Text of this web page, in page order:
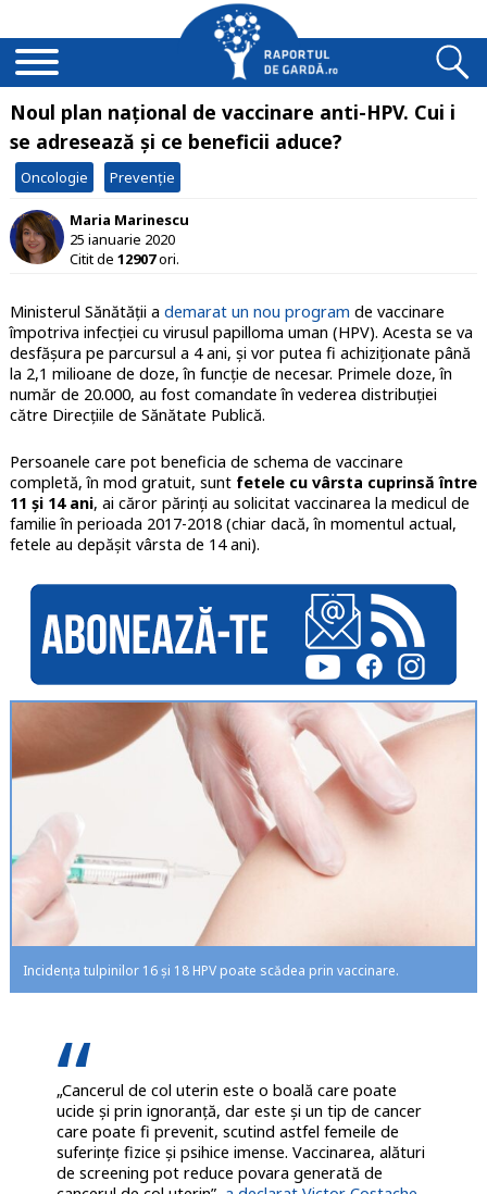
Noul plan național de vaccinare anti-HPV. Cui i
se adresează și ce beneficii aduce?
Oncologie Prevenție
Maria Marinescu
25 ianuarie 2020
Citit de 12907ori.
Ministerul Sănătății a demarat un nou program de vaccinare
împotriva infecției cu virusul papilloma uman (HPV). Acesta se va
desfășura pe parcursul a 4 ani, și vor putea fi achiziționate până
la 2,1 milioane de doze, în funcție de necesar. Primele doze, în
număr de 20.000, au fost comandate în vederea distribuției
către Direcțiile de Sănătate Publică.
Persoanele care pot beneficia de schema de vaccinare
completă, în mod gratuit, sunt fetele cu vârsta cuprinsă între
11 și 14 ani, ai căror părinți au solicitat vaccinarea la medicul de
familie în perioada 2017-2018 (chiar dacă, în momentul actual,
fetele au depășit vârsta de 14 ani).
Incidența tulpinilor 16 și 18 HPV poate scădea prin vaccinare.
„Cancerul de col uterin este o boală care poate
ucide şi prin ignoranţă, dar este și un tip de cancer
care poate fi prevenit, scutind astfel femeile de
suferinţe fizice şi psihice imense. Vaccinarea, alături
de screening pot reduce povara generată de